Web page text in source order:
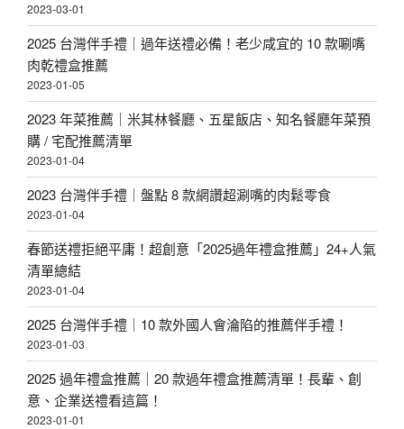
2023-03-01
2025 台灣伴手禮｜過年送禮必備！老少咸宜的 10 款唰嘴
肉乾禮盒推薦
2023-01-05
2023 年菜推薦｜米其林餐廳、五星飯店、知名餐廳年菜預
購 / 宅配推薦清單
2023-01-04
2023 台灣伴手禮｜盤點 8 款網讚超涮嘴的肉鬆零食
2023-01-04
春節送禮拒絕平庸！超創意「2025過年禮盒推薦」24+人氣
清單總結
2023-01-04
2025 台灣伴手禮｜10 款外國人會淪陷的推薦伴手禮！
2023-01-03
2025 過年禮盒推薦｜20 款過年禮盒推薦清單！長輩、創
意、企業送禮看這篇！
2023-01-01